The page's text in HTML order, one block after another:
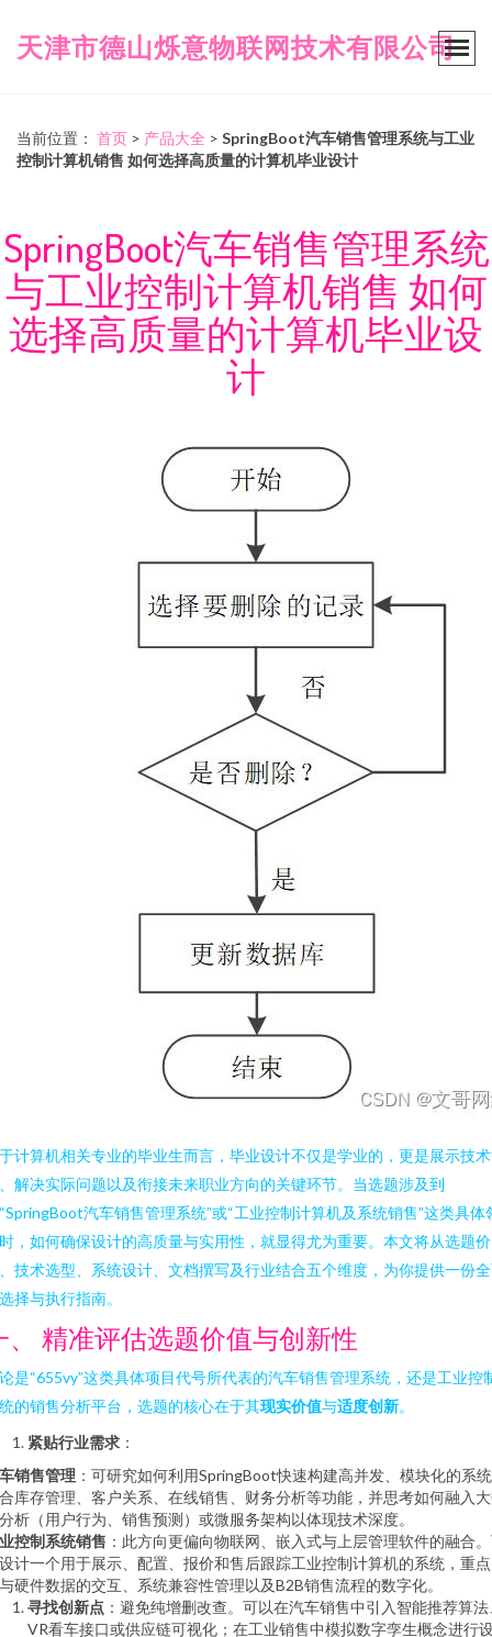
天津市德山烁意物联网技术有限公司
当前位置： 首页 > 产品大全 > SpringBoot汽车销售管理系统与工业
控制计算机销售 如何选择高质量的计算机毕业设计
SpringBoot汽车销售管理系统
与工业控制计算机销售 如何
选择高质量的计算机毕业设
计
计算机相关专业的毕业生而言，毕业设计不仅是学业的，更是展示技
解决实际问题以及衔接未来职业方向的关键环节。当选题涉及到
汽车销售管理系统”或“工业控制计算机及系统销售”这类具体
，如何确保设计的高质量与实用性，就显得尤为重要。本文将从选题价
技术选型、系统设计、文档撰写及行业结合五个维度，为你提供一份
择与执行指南。
、 精准评估选题价值与创新性
是“655vy”这类具体项目代号所代表的汽车销售管理系统，还是工业控
的销售分析平台，选题的核心在于其现实价值与适度创新。
紧贴行业需求 ：
销售管理 ：可研究如何利用SpringBoot快速构建高并发、模块化的系
库存管理、客户关系、在线销售、财务分析等功能，并思考如何融入
析（用户行为、销售预测）或微服务架构以体现技术深度。
控制系统销售 ：此方向更偏向物联网、嵌入式与上层管理软件的融合
计一个用于展示、配置、报价和售后跟踪工业控制计算机的系统，重
硬件数据的交互、系统兼容性管理以及B2B销售流程的数字化。
寻找创新点 ：避免纯增删改查。可以在汽车销售中引入智能推荐算法
VR看车接口或供应链可视化；在工业销售中模拟数字孪生概念进行